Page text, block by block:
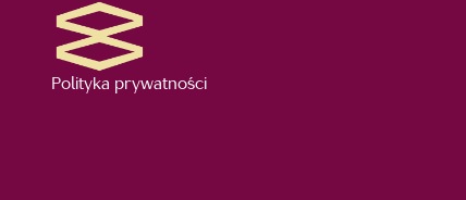
Polityka prywatności